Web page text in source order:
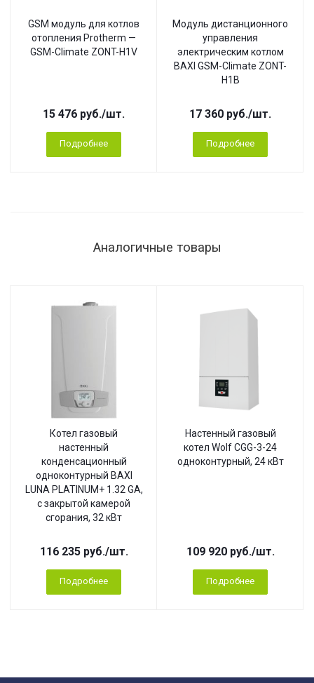
GSM модуль для котлов
отопления Protherm —
GSM-Climate ZONT-H1V
15 476 руб./шт.
Подробнее
Модуль дистанционного
управления
электрическим котлом
BAXI GSM-Climate ZONT-
H1B
17 360 руб./шт.
Подробнее
Аналогичные товары
Котел газовый
настенный
конденсационный
одноконтурный BAXI
LUNA PLATINUM+ 1.32 GA,
с закрытой камерой
сгорания, 32 кВт
116 235руб./шт.
Подробнее
Настенный газовый
котел Wolf CGG-3-24
одноконтурный, 24 кВт
109 920руб./шт.
Подробнее